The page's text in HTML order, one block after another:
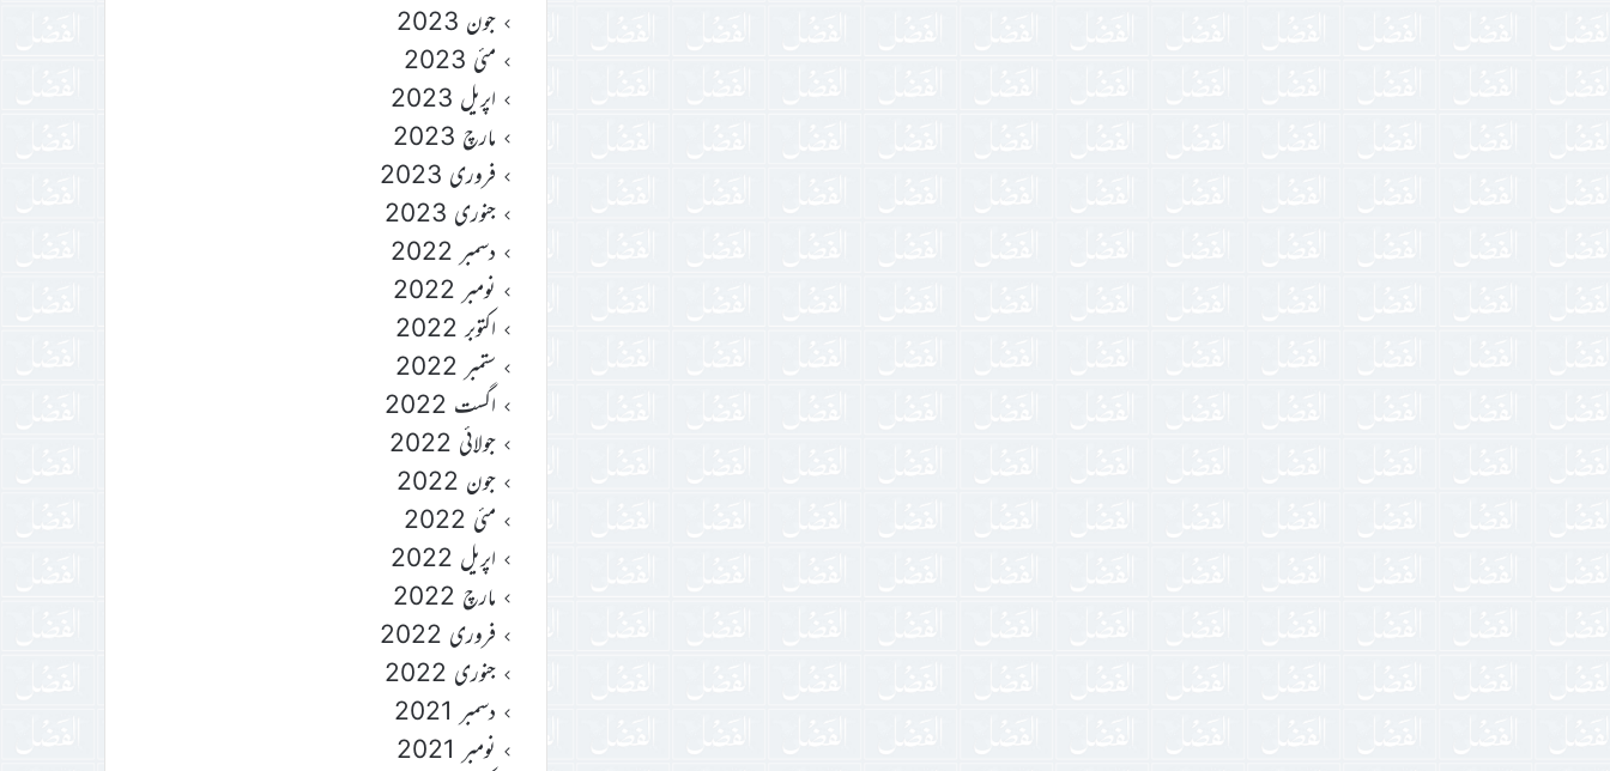
جون 2023
مئی 2023
اپریل 2023
مارچ 2023
فروری 2023
جنوری 2023
دسمبر 2022
نومبر 2022
اکتوبر 2022
ستمبر 2022
اگست 2022
جولائی 2022
جون 2022
مئی 2022
اپریل 2022
مارچ 2022
فروری 2022
جنوری 2022
دسمبر 2021
نومبر 2021